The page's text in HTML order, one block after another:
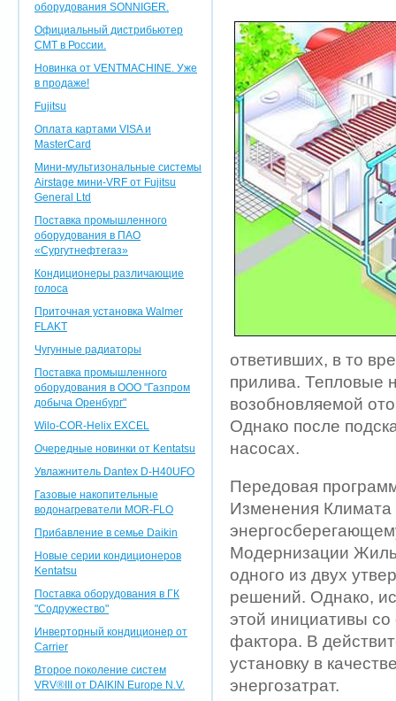
оборудования SONNIGER.
Официальный дистрибьютер
CMT в России.
Новинка от VENTMACHINE. Уже
в продаже!
Fujitsu
Оплата картами VISA и
MasterCard
Мини-мультизональные системы
Airstage мини-VRF от Fujitsu
General Ltd
Поставка промышленного
оборудования в ПАО
«Сургутнефтегаз»
Кондиционеры различающие
голоса
Приточная установка Walmer
FLAKT
Чугунные радиаторы
Поставка промышленного
оборудования в ООО "Газпром
добыча Оренбург"
Wilo-COR-Helix EXCEL
Очередные новинки от Kentatsu
Увлажнитель Dantex D-H40UFO
Газовые накопительные
водонагреватели MOR-FLO
Прибавление в семье Daikin
Новые серии кондиционеров
Kentatsu
Поставка оборудования в ГК
"Содружество"
Инверторный кондиционер от
Carrier
Второе поколение систем
VRV®III от DAIKIN Europe N.V.
ответивших, в то
прилива. Тепловые
возобновляемой
Однако после
насосах.
Передовая
Изменения Климата
Модернизации
одного из двух
решений. Однако,
этой инициативы
фактора. В
установку в
энергозатрат.